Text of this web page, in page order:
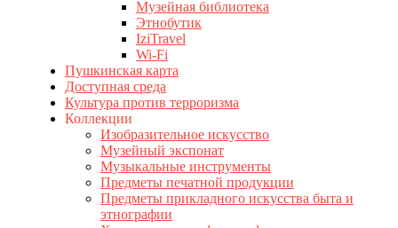
Музейная библиотека
Этнобутик
IziTravel
Wi-Fi
Пушкинская карта
Доступная среда
Культура против терроризма
Коллекции
Изобразительное искусство
Музейный экспонат
Музыкальные инструменты
Предметы печатной продукции
Предметы прикладного искусства быта и
этнографии